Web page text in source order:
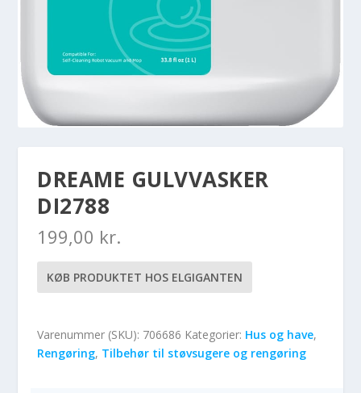
DREAME GULVVASKER
DI2788
199,00 kr.
KØB PRODUKTET HOS ELGIGANTEN
Varenummer (SKU): 706686 Kategorier: Hus og have,
Rengøring, Tilbehør til støvsugere og rengøring